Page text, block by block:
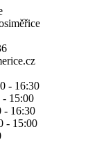
- 16:30
- 15:00
- 16:30
- 15:00